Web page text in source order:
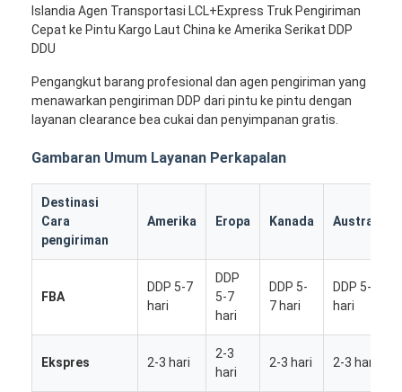
Islandia Agen Transportasi LCL+Express Truk Pengiriman
Cepat ke Pintu Kargo Laut China ke Amerika Serikat DDP
DDU
Pengangkut barang profesional dan agen pengiriman yang
menawarkan pengiriman DDP dari pintu ke pintu dengan
layanan clearance bea cukai dan penyimpanan gratis.
Gambaran Umum Layanan Perkapalan
Destinasi
Cara
pengiriman
Amerika Eropa Kanada Australia
FBA
DDP 5-7
hari
DDP
5-7
hari
DDP 5-
7 hari
DDP 5-7
hari
Ekspres 2-3 hari
2-3
hari
2-3 hari 2-3 hari